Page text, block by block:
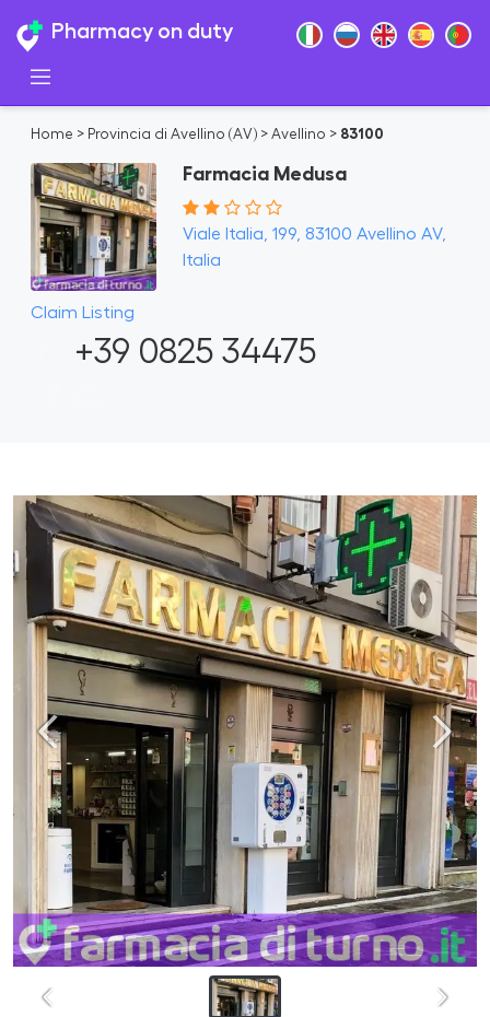
Pharmacy on duty
Home > Provincia di Avellino (AV) > Avellino > 83100
Farmacia Medusa
Viale Italia, 199, 83100 Avellino AV,
Italia
Claim Listing
+39 0825 34475